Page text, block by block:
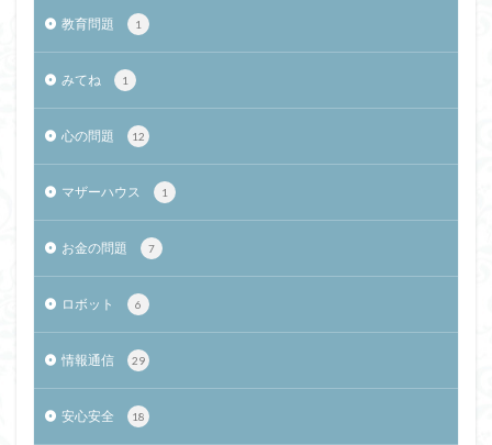
教育問題 1
みてね 1
心の問題 12
マザーハウス 1
お金の問題 7
ロボット 6
情報通信 29
安心安全 18